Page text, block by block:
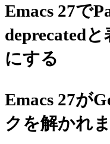
Emacs 27で
deprecated
にする
Emacs 27が
クを解かれ